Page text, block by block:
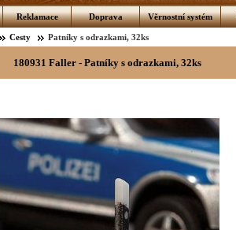
Reklamace Doprava Věrnostní systém
Cesty Patníky s odrazkami, 32ks
180931 Faller - Patníky s odrazkami, 32ks